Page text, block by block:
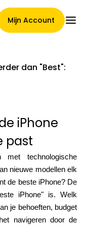
Mijn Account
voor
dan "Best":
iPhone
past
technologische
nieuwe modellen elk
de beste iPhone? De
iPhone" is. Welk
je behoeften, budget
navigeren door de